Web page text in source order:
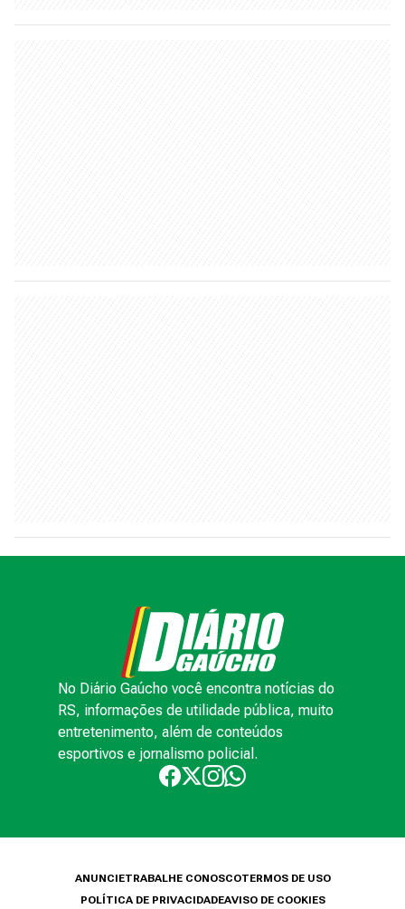
No Diário Gaúcho você encontra notícias do
RS, informações de utilidade pública, muito
entretenimento, além de conteúdos
esportivos e jornalismo policial.
ANUNCIETRABALHE CONOSCOTERMOS DE USO
POLÍTICA DE PRIVACIDADEAVISO DE COOKIES